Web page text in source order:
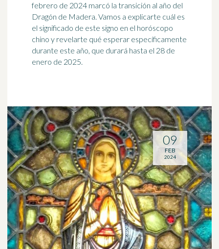
febrero de 2024 marcó la transición al año del
Dragón de Madera. Vamos a explicarte cuál es
el significado de este signo en el horóscopo
chino y revelarte qué esperar específicamente
durante este año, que durará hasta el 28 de
enero de 2025.
09
FEB
2024